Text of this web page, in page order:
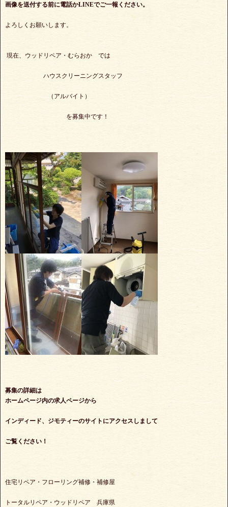
画像を送付する前に電話かLINEでご一報ください。
よろしくお願いします。
現在、ウッドリペア・むらおか では
ハウスクリーニングスタッフ
（アルバイト）
を募集中です！
募集の詳細は
ホームページ内の求人ページから
インディード、ジモティーのサイトにアクセスしまして
ご覧ください！
住宅リペア・フローリング補修・補修屋
トータルリペア・ウッドリペア 兵庫県